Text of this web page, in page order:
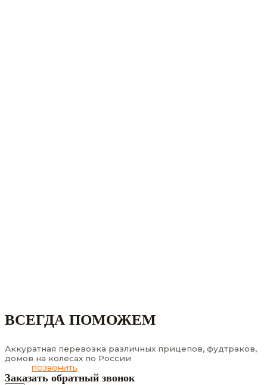
ВСЕГДА ПОМОЖЕМ
Аккуратная перевозка различных прицепов, фудтраков,
домов на колесах по России
ПОЗВОНИТЬ
Заказать обратный звонок